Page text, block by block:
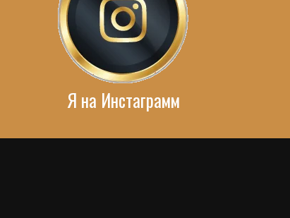
Я на Инстаграмм